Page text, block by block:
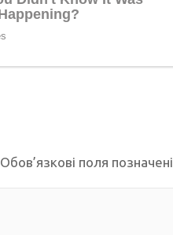
Обов’язкові поля позначені